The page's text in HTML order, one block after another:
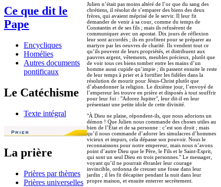
Ce que dit le
Pape
Encycliques
Homélies
Autres documents
pontificaux
Le Catéchisme
Texte intégral
La prière
Prières par thèmes
Prières universelles
Julien n’était pas moins altéré de l’or que du sang des
chrétiens, il résolut de s’emparer des biens des deux
frères, qui avaient méprisé de le servir. Il leur fit
demander de venir à sa cour, comme du temps de
Constantin et de ses fils ; mais ils refusèrent de
communiquer avec un apostat. Dix jours de réflexion
leur sont accordés ; ils en profitent pour se préparer au
martyre par les oeuvres de charité. Ils vendent tout ce
qu’ils peuvent de leurs propriétés, et distribuent aux
pauvres argent, vêtements, meubles précieux, plutôt que
de voir tous ces biens tomber entre les mains d’un
homme aussi cupide qu’impie ; ils passent ensuite le reste
de leur temps à prier et à fortifier les fidèles dans la
résolution de mourir pour Jésus-Christ plutôt que
d’abandonner la religion. Le dixième jour, l’envoyé de
l’empereur les trouve en prière et disposés à tout souffrir
pour leur foi : "Adorez Jupiter", leur dit-il en leur
présentant une petite idole de cette divinité.
"À Dieu ne plaise, répondent-ils, que nous adorions un
démon ! Que Julien nous commande des choses utiles au
bien de l’État et de sa personne : c’est son droit ; mais
qu’il nous commande d’adorer les simulacres d’hommes
vicieux et impurs, cela dépasse son pouvoir. Nous le
reconnaissons pour notre empereur, mais nous n’avons
point d’autre Dieu que le Père, le Fils et le Saint-Esprit,
qui sont un seul Dieu en trois personnes." Le messager,
voyant qu’il ne pourrait ébranler leur courage
invincible, ordonna de creuser une fosse dans leur
jardin ; il les fit décapiter pendant la nuit dans leur
propre maison, et ensuite enterrer secrètement.